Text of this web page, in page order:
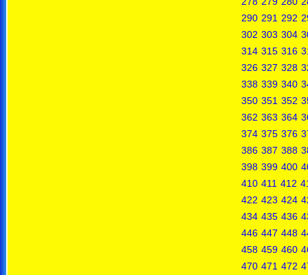
290 291 292
302 303 304
314 315 316
326 327 328
338 339 340
350 351 352
362 363 364
374 375 376
386 387 388
398 399 400
410 411 412
422 423 424
434 435 436
446 447 448
458 459 460
470 471 472